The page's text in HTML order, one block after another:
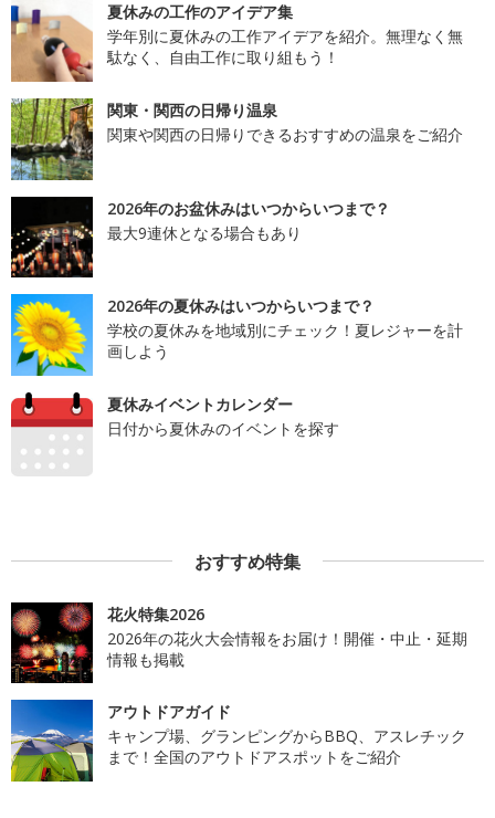
夏休みの工作のアイデア集
学年別に夏休みの工作アイデアを紹介。無理なく無
駄なく、自由工作に取り組もう！
関東・関西の日帰り温泉
関東や関西の日帰りできるおすすめの温泉をご紹介
2026年のお盆休みはいつからいつまで？
最大9連休となる場合もあり
2026年の夏休みはいつからいつまで？
学校の夏休みを地域別にチェック！夏レジャーを計
画しよう
夏休みイベントカレンダー
日付から夏休みのイベントを探す
おすすめ特集
花火特集2026
2026年の花火大会情報をお届け！開催・中止・延期
情報も掲載
アウトドアガイド
キャンプ場、グランピングからBBQ、アスレチック
まで！全国のアウトドアスポットをご紹介